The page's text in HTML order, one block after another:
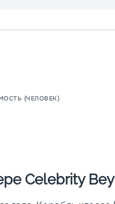
(ЧЕЛОВЕК)
Celebrity